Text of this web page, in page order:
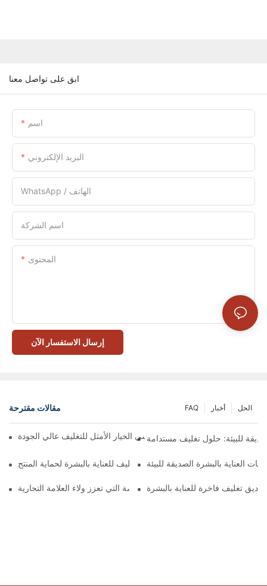
ابق على تواصل معنا
اسم
البريد الإلكتروني
WhatsApp / الهاتف
اسم الشركة
المحتوى
إرسال الاستفسار الآن
مقالات مقترحة الحل أخبار FAQ
تُعدّ الصناديق ذات الإغلاق المغناطيسي الخيار الأمثل للتغليف عالي الجودة
للبيئة: حلول تغليف مستدامة
كيفية اختيار أفضل صندوق تغليف للعناية بالبشرة لحماية المنتج
العناية بالبشرة الصديقة للبيئة
صناديق تغليف العناية بالبشرة المخصصة التي تعزز ولاء العلامة التجارية
تغليف فاخرة للعناية بالبشرة